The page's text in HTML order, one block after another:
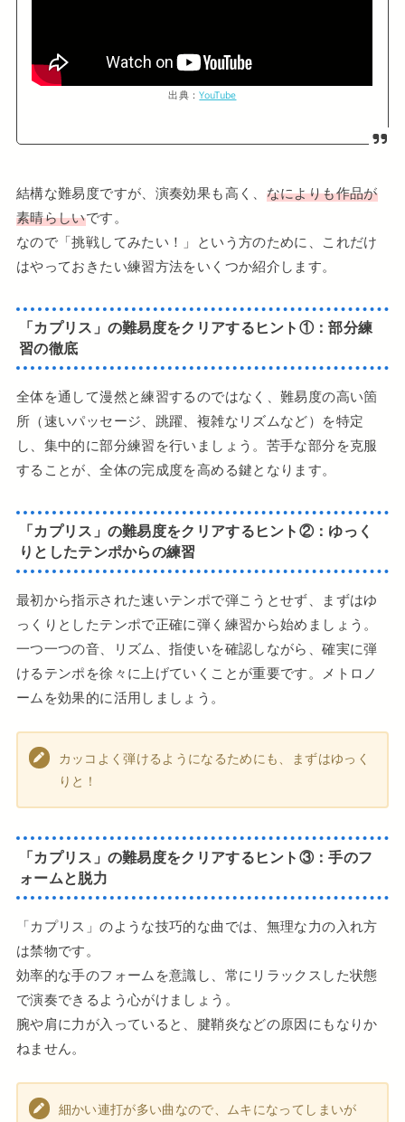
出典：YouTube
結構な難易度ですが、演奏効果も高く、 なによりも作品が
素晴らしいです。
なので「挑戦してみたい！」という方のために、これだけ
はやっておきたい練習方法をいくつか紹介します。
「カプリス」 の難易度をクリアするヒント①：部分練
習の徹底
全体を通して漫然と練習するのではなく、難易度の高い箇
所（速いパッセージ、跳躍、複雑なリズムなど）を特定
し、集中的に部分練習を行いましょう。苦手な部分を克服
することが、全体の完成度を高める鍵となります。
「カプリス」 の難易度をクリアするヒント②： ゆっく
りとしたテンポからの練習
最初から指示された速いテンポで弾こうとせず、まずはゆ
っくりとしたテンポで正確に弾く練習から始めましょう。
一つ一つの音、リズム、指使いを確認しながら、確実に弾
けるテンポを徐々に上げていくことが重要です。メトロノ
ームを効果的に活用しましょう。
カッコよく弾けるようになるためにも、まずはゆっく
りと！
「カプリス」 の難易度をクリアするヒント③：手のフ
ォームと脱力
「カプリス」のような技巧的な曲では、無理な力の入れ方
は禁物です。
効率的な手のフォームを意識し、常にリラックスした状態
で演奏できるよう心がけましょう。
腕や肩に力が入っていると、腱鞘炎などの原因にもなりか
ねません。
細かい連打が多い曲なので、ムキになってしまいが